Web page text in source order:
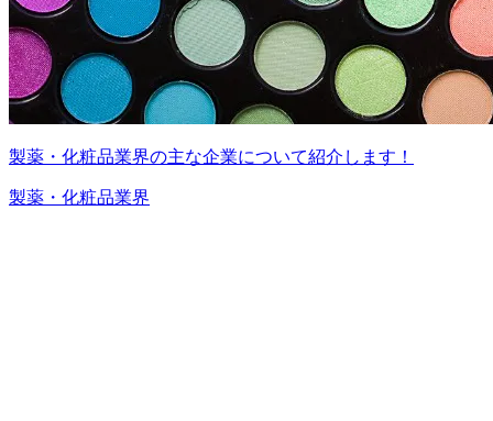
製薬・化粧品業界の主な企業について紹介します！
製薬・化粧品業界